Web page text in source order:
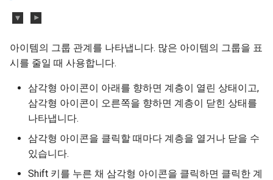
아이템의 그룹 관계를 나타냅니다. 많은 아이템의 그룹을 표
시를 줄일 때 사용합니다.
삼각형 아이콘이 아래를 향하면 계층이 열린 상태이고,
삼각형 아이콘이 오른쪽을 향하면 계층이 닫힌 상태를
나타냅니다.
삼각형 아이콘을 클릭할 때마다 계층을 열거나 닫을 수
있습니다.
Shift 키를 누른 채 삼각형 아이콘을 클릭하면 클릭한 계